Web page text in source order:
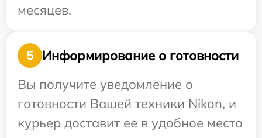
месяцев.
5
Информирование о готовности
Вы получите уведомление о
готовности Вашей техники Nikon, и
курьер доставит ее в удобное место